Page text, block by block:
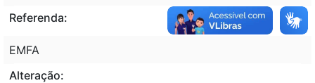
Referenda:
EMFA
Alteração: